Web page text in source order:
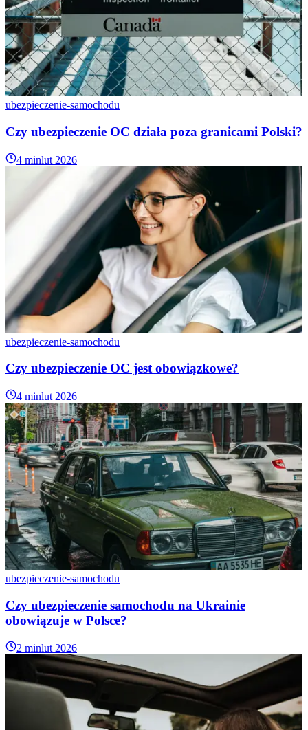
ubezpieczenie-samochodu
Czy ubezpieczenie OC działa poza granicami Polski?
4 minlut 2026
ubezpieczenie-samochodu
Czy ubezpieczenie OC jest obowiązkowe?
4 minlut 2026
ubezpieczenie-samochodu
Czy ubezpieczenie samochodu na Ukrainie
obowiązuje w Polsce?
2 minlut 2026